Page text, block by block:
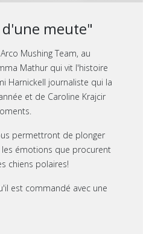
d'une meute"
Mushing Team, au
Mathur qui vit l'histoire
Harnickell journaliste qui la
et de Caroline Krajcir
permettront de plonger
émotions que procurent
chiens polaires!
est commandé avec une